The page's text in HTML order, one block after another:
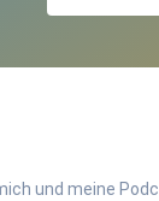
und meine